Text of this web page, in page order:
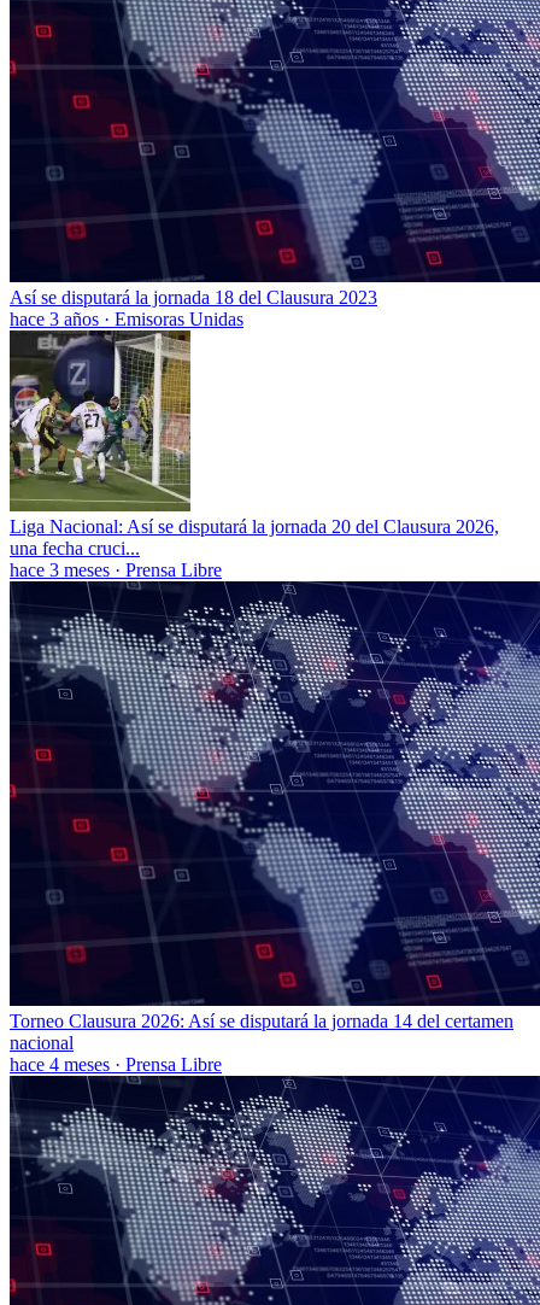
Así se disputará la jornada 18 del Clausura 2023
hace 3 años · Emisoras Unidas
Liga Nacional: Así se disputará la jornada 20 del Clausura 2026,
una fecha cruci...
hace 3 meses · Prensa Libre
Torneo Clausura 2026: Así se disputará la jornada 14 del certamen
nacional
hace 4 meses · Prensa Libre